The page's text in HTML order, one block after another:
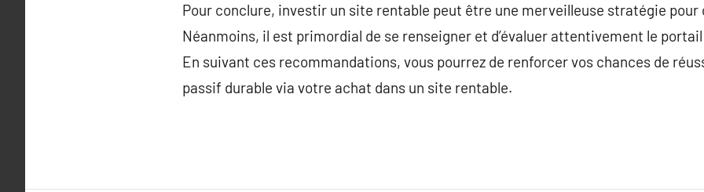
Pour conclure, investir un site rentable peut être une merveilleuse stratégie pour
Néanmoins, il est primordial de se renseigner et d’évaluer attentivement le
En suivant ces recommandations, vous pourrez de renforcer vos chances de
passif durable via votre achat dans un site rentable.